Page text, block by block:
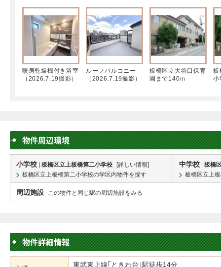
暖房乾燥機付き浴室
（2026.7.19撮影）
ルーフバルコニー
（2026.7.19撮影）
板橋区立大谷口保育
園まで140ｍ
板
小
物件周辺環境
小学校 板橋区立上板橋第二小学校 [詳しい情報]
板橋区立上板橋第二小学校の学区内物件を探す
中学校
板橋
板橋区立上
周辺施設 この物件と同じ駅の周辺施設をみる
物件詳細情報
東武東上線｢ときわ台｣駅徒歩14分